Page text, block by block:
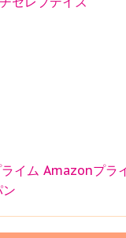
イム Amazonプラ